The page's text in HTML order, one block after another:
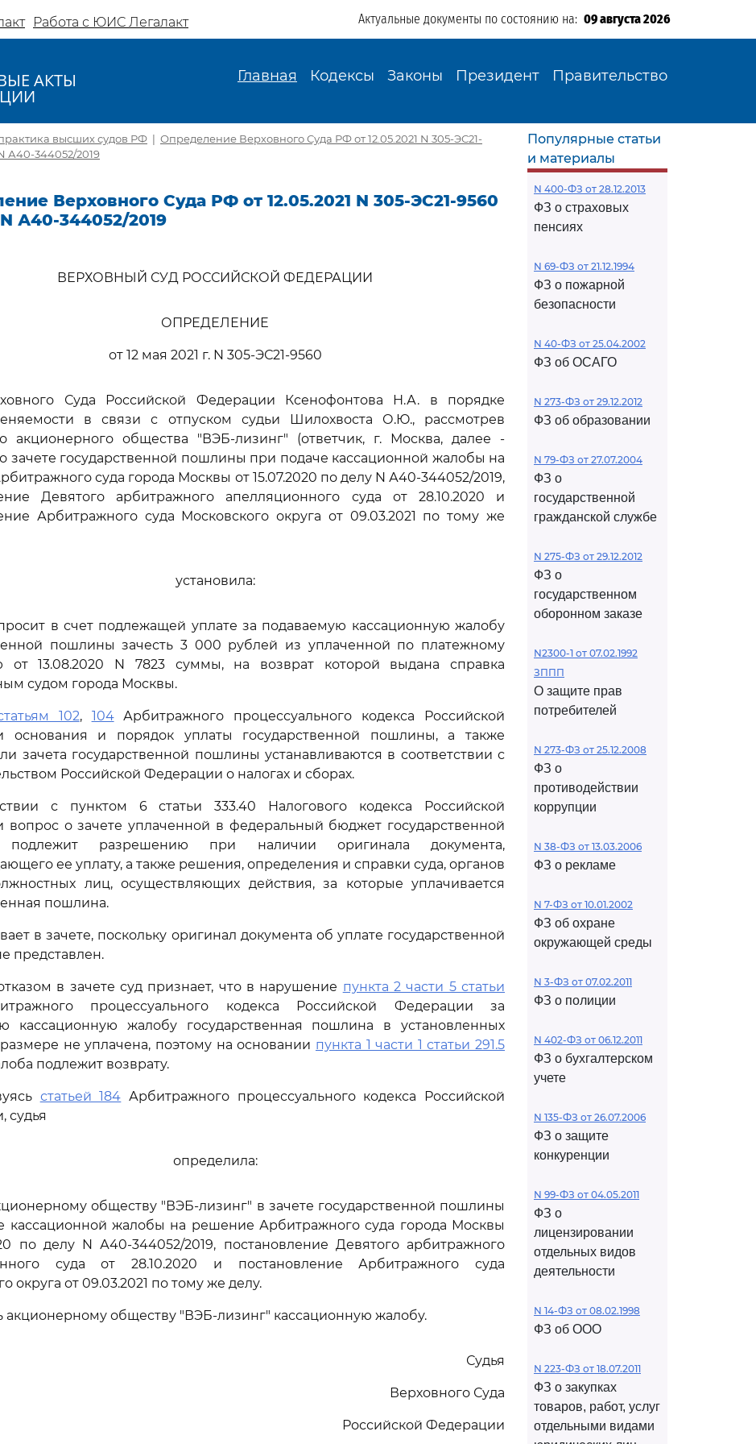
Работа с ЮИС Легалакт Актуальные документы по состоянию на: 09 августа 2026
АКТЫ Главная Кодексы Законы Президент Правительство
высших судов РФ | Определение Верховного Суда РФ от 12.05.2021 N 305-ЭС21-
А40-344052/2019
Верховного Суда РФ от 12.05.2021 N 305-ЭС21-9560
А40-344052/2019
ВЕРХОВНЫЙ СУД РОССИЙСКОЙ ФЕДЕРАЦИИ
ОПРЕДЕЛЕНИЕ
от 12 мая 2021 г. N 305-ЭС21-9560
Суда Российской Федерации Ксенофонтова Н.А. в порядке
в связи с отпуском судьи Шилохвоста О.Ю., рассмотрев
акционерного общества "ВЭБ-лизинг" (ответчик, г. Москва, далее -
зачете государственной пошлины при подаче кассационной жалобы на
суда города Москвы от 15.07.2020 по делу N А40-344052/2019,
Девятого арбитражного апелляционного суда от 28.10.2020 и
Арбитражного суда Московского округа от 09.03.2021 по тому же
установила:
в счет подлежащей уплате за подаваемую кассационную жалобу
пошлины зачесть 3 000 рублей из уплаченной по платежному
от 13.08.2020 N 7823 суммы, на возврат которой выдана справка
судом города Москвы.
102, 104Арбитражного процессуального кодекса Российской
основания и порядок уплаты государственной пошлины, а также
зачета государственной пошлины устанавливаются в соответствии с
Российской Федерации о налогах и сборах.
с пунктом 6 статьи 333.40 Налогового кодекса Российской
вопрос о зачете уплаченной в федеральный бюджет государственной
разрешению при наличии оригинала документа,
ее уплату, а также решения, определения и справки суда, органов
лиц, осуществляющих действия, за которые уплачивается
пошлина.
в зачете, поскольку оригинал документа об уплате государственной
представлен.
в зачете суд признает, что в нарушение пункта 2 части 5 статьи
процессуального кодекса Российской Федерации за
кассационную жалобу государственная пошлина в установленных
не уплачена, поэтому на основании пункта 1 части 1 статьи 291.5
подлежит возврату.
статьей 184 Арбитражного процессуального кодекса Российской
судья
определила:
обществу "ВЭБ-лизинг" в зачете государственной пошлины
кассационной жалобы на решение Арбитражного суда города Москвы
по делу N А40-344052/2019, постановление Девятого арбитражного
суда от 28.10.2020 и постановление Арбитражного суда
округа от 09.03.2021 по тому же делу.
акционерному обществу "ВЭБ-лизинг" кассационную жалобу.
Судья
Верховного Суда
Российской Федерации
Популярные статьи
и материалы
N 400-ФЗ от 28.12.2013
ФЗ о страховых
пенсиях
N 69-ФЗ от 21.12.1994
ФЗ о пожарной
безопасности
N 40-ФЗ от 25.04.2002
ФЗ об ОСАГО
N 273-ФЗ от 29.12.2012
ФЗ об образовании
N 79-ФЗ от 27.07.2004
ФЗ о
государственной
гражданской службе
N 275-ФЗ от 29.12.2012
ФЗ о
государственном
оборонном заказе
N2300-1 от 07.02.1992
ЗППП
О защите прав
потребителей
N 273-ФЗ от 25.12.2008
ФЗ о
противодействии
коррупции
N 38-ФЗ от 13.03.2006
ФЗ о рекламе
N 7-ФЗ от 10.01.2002
ФЗ об охране
окружающей среды
N 3-ФЗ от 07.02.2011
ФЗ о полиции
N 402-ФЗ от 06.12.2011
ФЗ о бухгалтерском
учете
N 135-ФЗ от 26.07.2006
ФЗ о защите
конкуренции
N 99-ФЗ от 04.05.2011
ФЗ о
лицензировании
отдельных видов
деятельности
N 14-ФЗ от 08.02.1998
ФЗ об ООО
N 223-ФЗ от 18.07.2011
ФЗ о закупках
товаров, работ, услуг
отдельными видами